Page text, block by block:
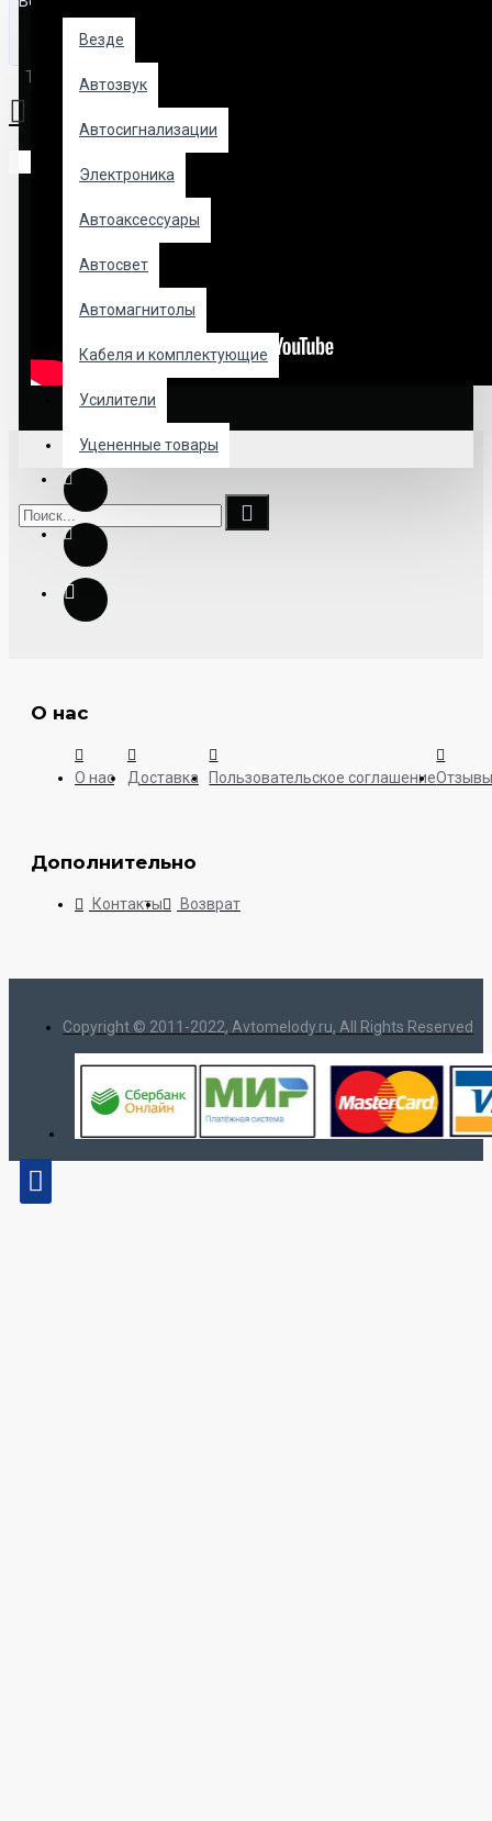
Везде
Автозвук
Автосигнализации
Электроника
Автоаксессуары
Автосвет
Автомагнитолы
Кабеля и комплектующие
Усилители
Уцененные товары
Товаров: 0 (0.00р.)
О нас
О нас Доставка Пользовательское соглашение
Дополнительно
Контакты Возврат
Copyright © 2011-2022, Avtomelody.ru, All Rights Reserved